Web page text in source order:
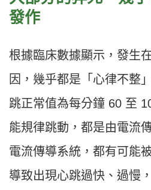
發作
根據臨床數據顯⽰，發⽣
因，幾乎都是「⼼律不整
跳正常值為每分鐘 60 至
能規律跳動，都是由電流
電流傳導系統，都有可能
導致出現⼼跳過快、過慢